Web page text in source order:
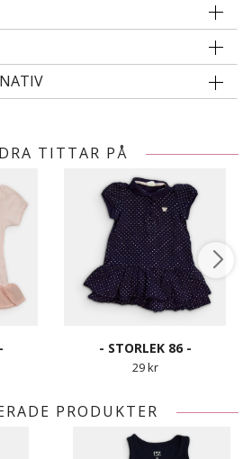
TITTAR PÅ
- STORLEK 86 -
29 kr
PRODUKTER